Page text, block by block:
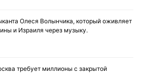
Олеся Волынчика, который оживляет
и Израиля через музыку.
требует миллионы с закрытой